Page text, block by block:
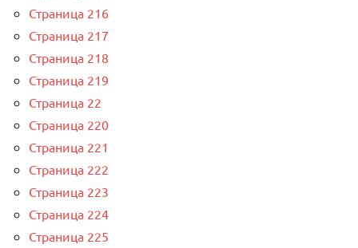
Страница 216
Страница 217
Страница 218
Страница 219
Страница 22
Страница 220
Страница 221
Страница 222
Страница 223
Страница 224
Страница 225